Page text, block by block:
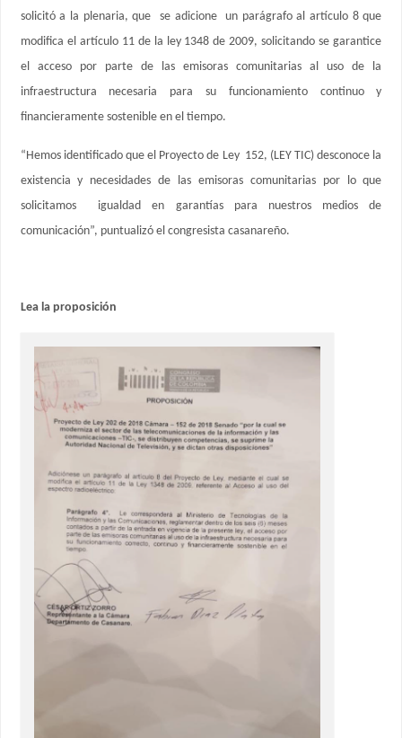
solicitó a la plenaria, que se adicione un parágrafo al artículo 8 que
modifica el artículo 11 de la ley 1348 de 2009, solicitando se garantice
el acceso por parte de las emisoras comunitarias al uso de la
infraestructura necesaria para su funcionamiento continuo y
financieramente sostenible en el tiempo.
“Hemos identificado que el Proyecto de Ley 152, (LEY TIC) desconoce la
existencia y necesidades de las emisoras comunitarias por lo que
solicitamos igualdad en garantías para nuestros medios de
comunicación”, puntualizó el congresista casanareño.
Lea la proposición